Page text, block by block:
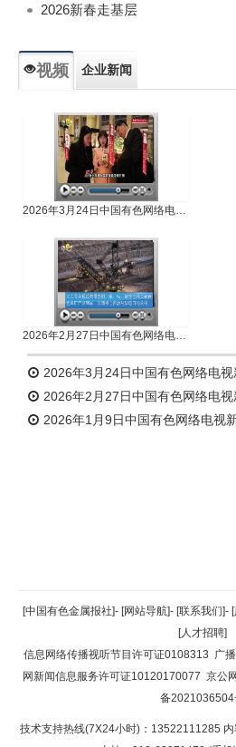
2026新春走基层
视频 企业新闻
2026年3月24日中国有色网络电视新闻
2026年2月27日中国有色网络电视新闻
2026年3月24日中国有色网络电视
2026年2月27日中国有色网络电视
2026年1月9日中国有色网络电视
返回顶部
返回首页
[中国有色金属报社]- [网站导航]- [联系我们]-
[人才招聘]
信息网络传播视听节目许可证0108313 广
网新闻信息服务许可证10120170077 京公
备2021036504
技术支持热线(7X24小时)：13522111285